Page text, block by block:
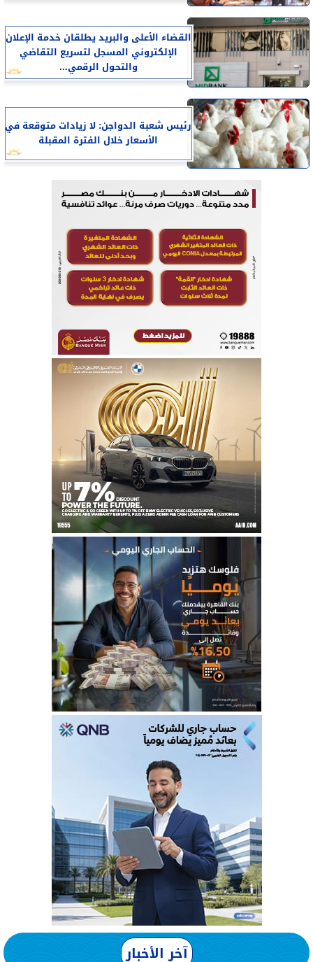
القضاء الأعلى والبريد يطلقان خدمة الإعلان
الإلكتروني المسجل لتسريع التقاضي
والتحول الرقمي...
رئيس شعبة الدواجن: لا زيادات متوقعة في
الأسعار خلال الفترة المقبلة
آخر الأخبار